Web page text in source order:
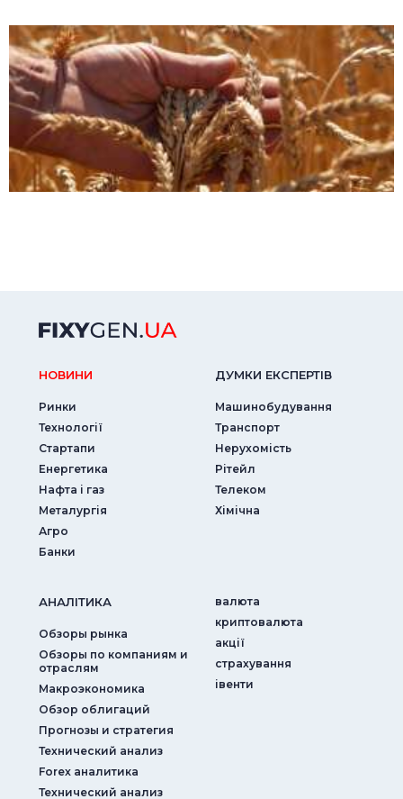
НОВИНИ
Ринки
Технології
Стартапи
Енергетика
Нафта і газ
Металургія
Агро
Банки
ДУМКИ ЕКСПЕРТIВ
Машинобудування
Транспорт
Нерухомість
Рітейл
Телеком
Хімічна
АНАЛIТИКА
Обзоры рынка
Обзоры по компаниям и
отраслям
Макроэкономика
Обзор облигаций
Прогнозы и стратегия
Технический анализ
Forex аналитика
Технический анализ
валюта
криптовалюта
акції
страхування
iвенти